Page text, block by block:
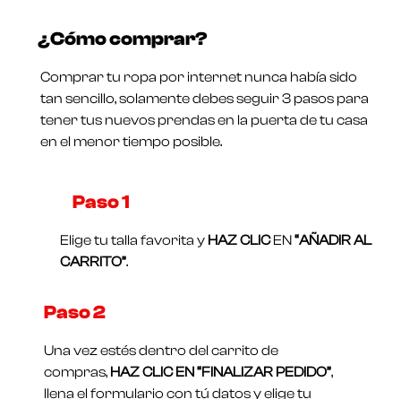
en
0
0
de
5
¿Cómo comprar?
Comprar tu ropa por internet nunca había sido
tan sencillo, solamente debes seguir 3 pasos para
tener tus nuevos prendas en la puerta de tu casa
en el menor tiempo posible.
Paso 1​
Elige tu talla favorita y HAZ CLICEN“AÑADIR AL
CARRITO”.
Paso 2
Una vez estés dentro del carrito de
compras, HAZ CLIC EN “FINALIZAR PEDIDO”,
llena el formulario con tú datos y elige tu